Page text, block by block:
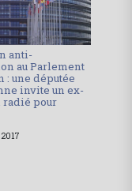
anti-
au Parlement
: une députée
invite un ex-
pour